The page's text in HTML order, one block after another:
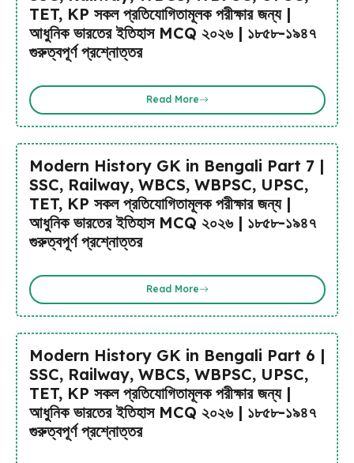
TET, KP সকল প্রতিযোগিতামূলক পরীক্ষার জন্য |
আধুনিক ভারতের ইতিহাস MCQ ২০২৬ | ১৮৫৮-১৯৪৭
গুরুত্বপূর্ণ প্রশ্নোত্তর
Read More
Modern History GK in Bengali Part 7 |
SSC, Railway, WBCS, WBPSC, UPSC,
TET, KP সকল প্রতিযোগিতামূলক পরীক্ষার জন্য |
আধুনিক ভারতের ইতিহাস MCQ ২০২৬ | ১৮৫৮-১৯৪৭
গুরুত্বপূর্ণ প্রশ্নোত্তর
Read More
Modern History GK in Bengali Part 6 |
SSC, Railway, WBCS, WBPSC, UPSC,
TET, KP সকল প্রতিযোগিতামূলক পরীক্ষার জন্য |
আধুনিক ভারতের ইতিহাস MCQ ২০২৬ | ১৮৫৮-১৯৪৭
গুরুত্বপূর্ণ প্রশ্নোত্তর